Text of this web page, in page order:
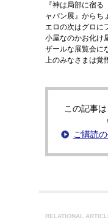
『神は局部に宿
ャパン展』からち
エロの次はグロに
小屋なのかお化け
ザールな展覧会に
上のみなさまは覚
この記事
ご購読
RELATIONAL